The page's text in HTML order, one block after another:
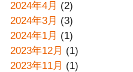
2024年4月 (2)
2024年3月 (3)
2024年1月 (1)
2023年12月 (1)
2023年11月 (1)